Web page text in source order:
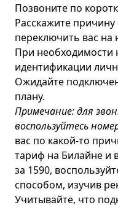
Позвоните по
Расскажите
переключить вас
При необходимости
идентификации
Ожидайте
плану.
Примечание: для
воспользуйтесь
вас по какой-то
тариф на Билайне и
за 1590,
способом, изучив
Учитывайте, что